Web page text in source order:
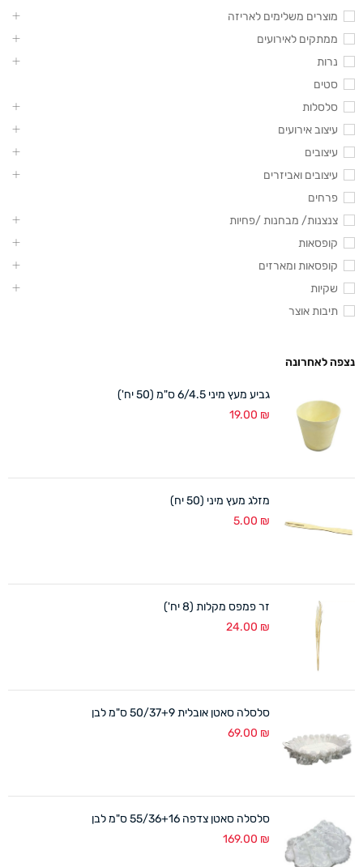
מוצרים משלימים לאריזה
ממתקים לאירועים
נרות
סטים
סלסלות
עיצוב אירועים
עיצובים
עיצובים ואביזרים
פרחים
צנצנות/ מבחנות /פחיות
קופסאות
קופסאות ומארזים
שקיות
תיבות אוצר
נצפה לאחרונה
גביע מעץ מיני 6/4.5 ס"מ (50 יח')
19.00 ₪
מזלג מעץ מיני (50 יח)
5.00 ₪
זר פמפס מקלות (8 יח')
24.00 ₪
סלסלה סאטן אובלית 50/37+9 ס"מ לבן
69.00 ₪
סלסלה סאטן צדפה 55/36+16 ס"מ לבן
169.00 ₪